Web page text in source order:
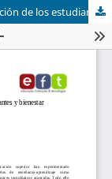
Entornos Personales de Aprendizaje: satisfacción de los estudiantes y bienestar subjetivo docente